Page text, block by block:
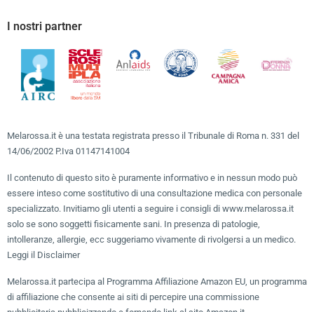
I nostri partner
Melarossa.it è una testata registrata presso il Tribunale di Roma n. 331 del
14/06/2002 P.Iva 01147141004
Il contenuto di questo sito è puramente informativo e in nessun modo può
essere inteso come sostitutivo di una consultazione medica con personale
specializzato. Invitiamo gli utenti a seguire i consigli di www.melarossa.it
solo se sono soggetti fisicamente sani. In presenza di patologie,
intolleranze, allergie, ecc suggeriamo vivamente di rivolgersi a un medico.
Leggi il Disclaimer
Melarossa.it partecipa al Programma Affiliazione Amazon EU, un programma
di affiliazione che consente ai siti di percepire una commissione